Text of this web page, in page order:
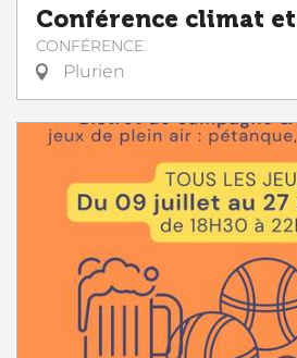
Conférence climat
CONFÉRENCE
Plurien